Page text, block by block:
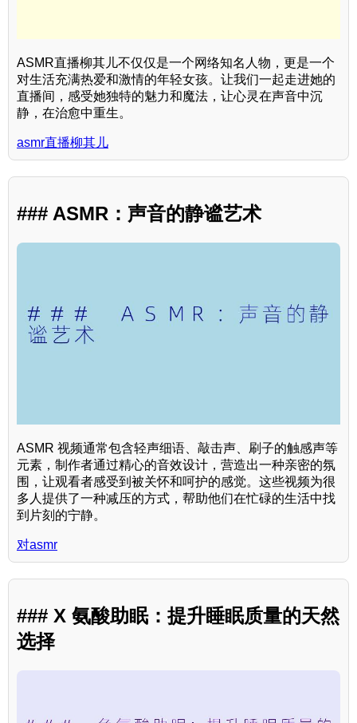
ASMR直播柳其儿不仅仅是一个网络知名人物，更是一个
对生活充满热爱和激情的年轻女孩。让我们一起走进她的
直播间，感受她独特的魅力和魔法，让心灵在声音中沉
静，在治愈中重生。
asmr直播柳其儿
### ASMR：声音的静谧艺术
ASMR 视频通常包含轻声细语、敲击声、刷子的触感声等
元素，制作者通过精心的音效设计，营造出一种亲密的氛
围，让观看者感受到被关怀和呵护的感觉。这些视频为很
多人提供了一种减压的方式，帮助他们在忙碌的生活中找
到片刻的宁静。
对asmr
### X 氨酸助眠：提升睡眠质量的天然
选择